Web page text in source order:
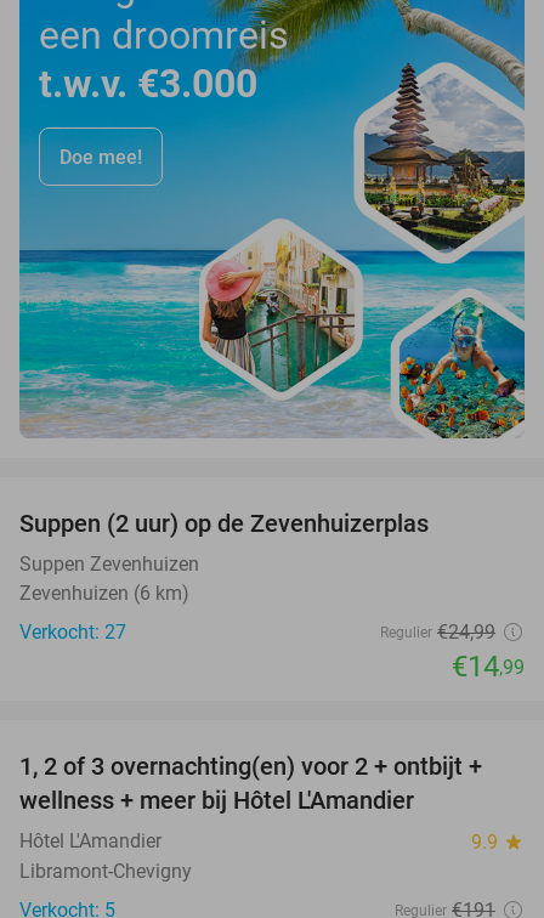
een droomreis
t.w.v. €3.000
Doe mee!
Suppen (2 uur) op de Zevenhuizerplas
Suppen Zevenhuizen
Zevenhuizen (6 km)
Verkocht: 27
Regulier €24,99
€14,99
32%
TODAY
1, 2 of 3 overnachting(en) voor 2 + ontbijt +
wellness + meer bij Hôtel L'Amandier
Hôtel L'Amandier 9.9 star
Libramont-Chevigny
Verkocht: 5
Regulier €191